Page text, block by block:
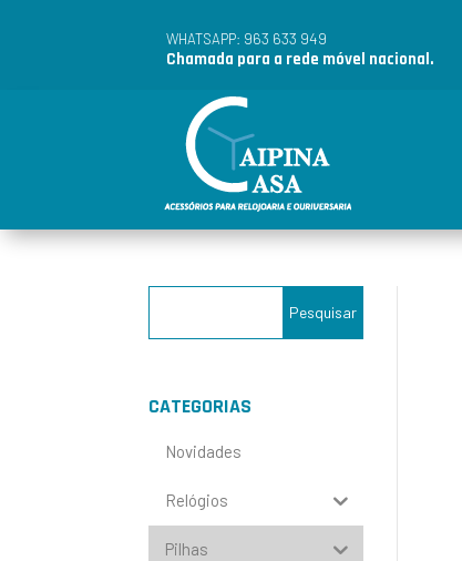
WHATSAPP: 963 633 949
Chamada para a rede móvel nacional.
CATEGORIAS
Novidades
Relógios
Pilhas